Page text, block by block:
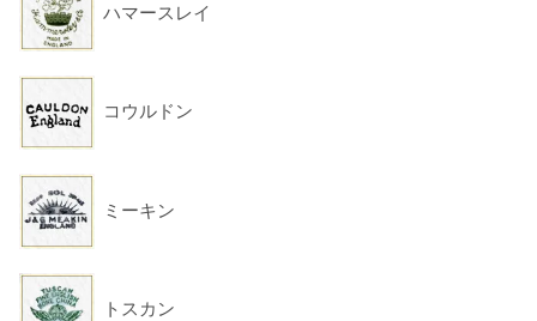
ハマースレイ
コウルドン
ミーキン
トスカン